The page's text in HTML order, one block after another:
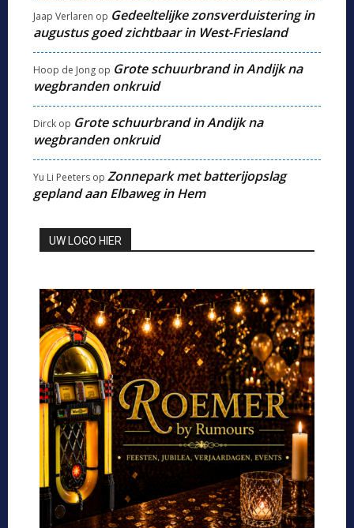
Jaap Verlaren op Gedeeltelijke zonsverduistering in
augustus goed zichtbaar in West-Friesland
Hoop de Jong op Grote schuurbrand in Andijk na
wegbranden onkruid
Dirck op Grote schuurbrand in Andijk na
wegbranden onkruid
Yu Li Peeters op Zonnepark met batterijopslag
gepland aan Elbaweg in Hem
UW LOGO HIER